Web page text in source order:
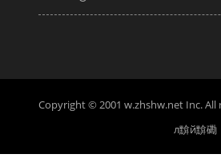
Copyright © 2001 w.zhshw.net Inc. All
л黭й黭磡